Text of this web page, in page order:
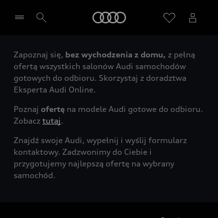
Wybierz Twojego Partnera Audi
Zapoznaj się, bez wychodzenia z domu, z pełną
ofertą wszystkich salonów Audi samochodów
gotowych do odbioru. Skorzystaj z doradztwa
Eksperta Audi Online.
Poznaj ofertę na modele Audi gotowe do odbioru.
Zobacz tutaj.
Znajdź swoje Audi, wypełnij i wyślij formularz
kontaktowy. Zadzwonimy do Ciebie i
przygotujemy najlepszą ofertę na wybrany
samochód.